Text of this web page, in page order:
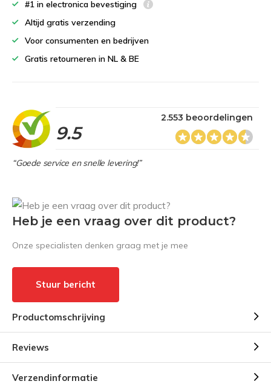
#1 in electronica bevestiging
Altijd gratis verzending
Voor consumenten en bedrijven
Gratis retourneren in NL & BE
9.5
2.553 beoordelingen
“Goede service en snelle levering!”
Heb je een vraag over dit product?
Onze specialisten denken graag met je mee
Stuur bericht
Productomschrijving
Reviews
Verzendinformatie